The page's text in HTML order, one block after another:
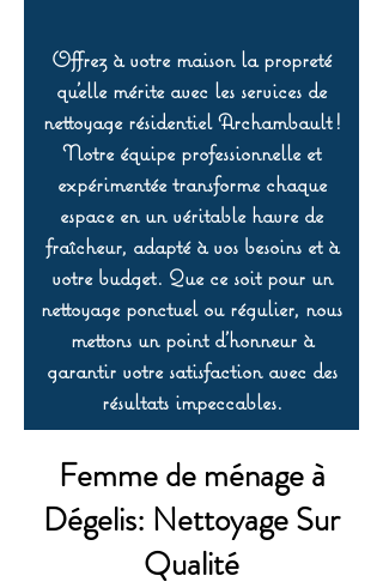
Offrez à votre maison la propreté
qu’elle mérite avec les services de
nettoyage résidentiel Archambault !
Notre équipe professionnelle et
expérimentée transforme chaque
espace en un véritable havre de
fraîcheur, adapté à vos besoins et à
votre budget. Que ce soit pour un
nettoyage ponctuel ou régulier, nous
mettons un point d’honneur à
garantir votre satisfaction avec des
résultats impeccables.
Femme de ménage à
Dégelis: Nettoyage Sur
Qualité